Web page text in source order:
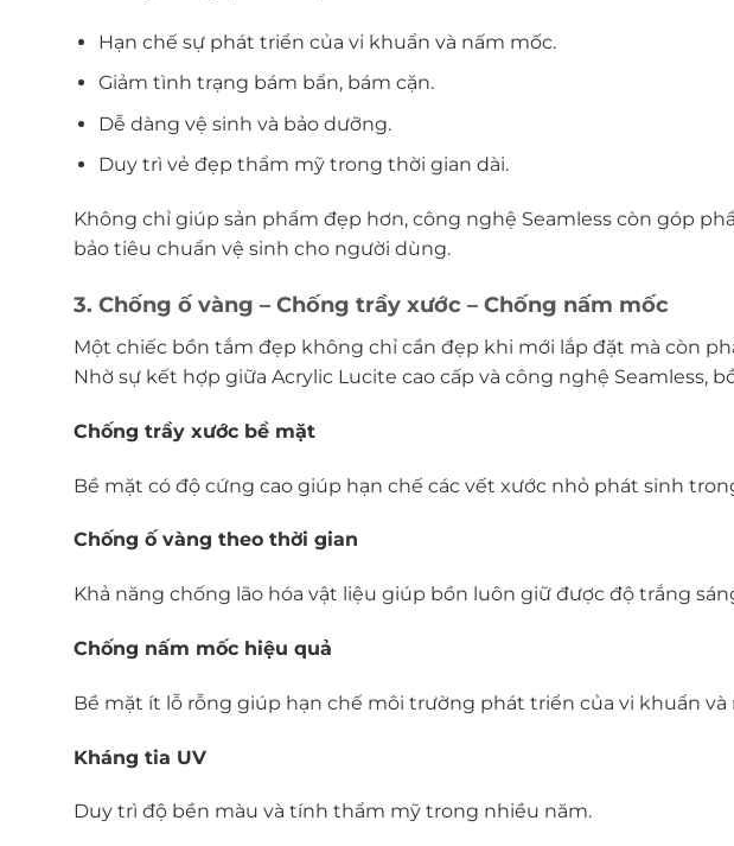
Hạn chế sự phát triển của vi khuẩn và nấm mốc.
Giảm tình trạng bám bẩn, bám cặn.
Dễ dàng vệ sinh và bảo dưỡng.
Duy trì vẻ đẹp thẩm mỹ trong thời gian dài.
Không chỉ giúp sản phẩm đẹp hơn, công nghệ Seamless còn góp
bảo tiêu chuẩn vệ sinh cho người dùng.
3. Chống ố vàng – Chống trầy xước – Chống nấm mốc
Một chiếc bồn tắm đẹp không chỉ cần đẹp khi mới lắp đặt mà còn
Nhờ sự kết hợp giữa Acrylic Lucite cao cấp và công nghệ Seamless,
Chống trầy xước bề mặt
Bề mặt có độ cứng cao giúp hạn chế các vết xước nhỏ phát sinh
Chống ố vàng theo thời gian
Khả năng chống lão hóa vật liệu giúp bồn luôn giữ được độ trắng
Chống nấm mốc hiệu quả
Bề mặt ít lỗ rỗng giúp hạn chế môi trường phát triển của vi khuẩn và
Kháng tia UV
Duy trì độ bền màu và tính thẩm mỹ trong nhiều năm.